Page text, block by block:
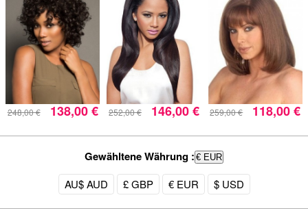
248,00 € 138,00 € 252,00 € 146,00 € 259,00 € 118,00 €
Gewähltene Währung : € EUR
AU$ AUD £ GBP € EUR $ USD